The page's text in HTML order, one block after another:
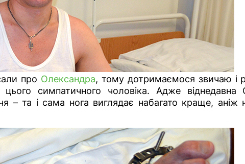
про Олександра, тому дотримаємося звичаю і
симпатичного чоловіка. Адже віднедавна
– та і сама нога виглядає набагато краще, аніж